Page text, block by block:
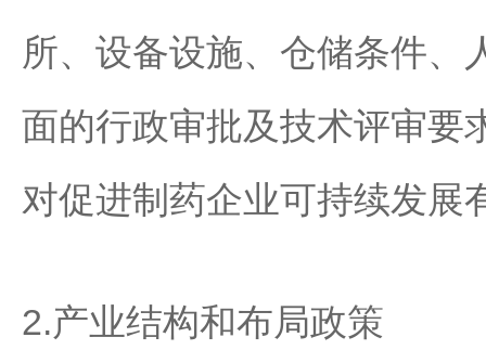
所、设备设施、仓储条件、
面的行政审批及技术评审要
对促进制药企业可持续发展
2.产业结构和布局政策